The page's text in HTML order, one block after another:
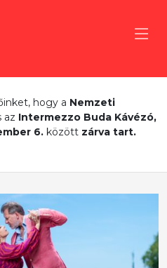
hogy a Nemzeti
az Intermezzo Buda Kávézó,
6. között zárva tart.